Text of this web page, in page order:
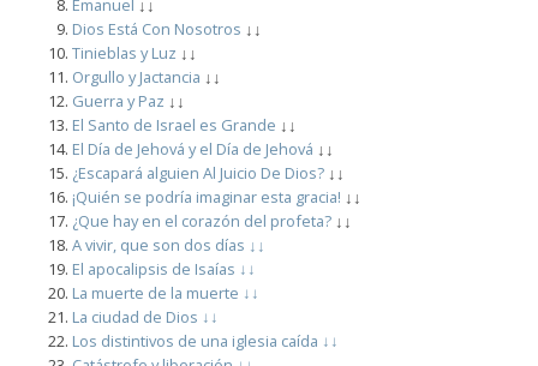
Emanuel ↓↓
Dios Está Con Nosotros ↓↓
Tinieblas y Luz ↓↓
Orgullo y Jactancia ↓↓
Guerra y Paz ↓↓
El Santo de Israel es Grande ↓↓
El Día de Jehová y el Día de Jehová ↓↓
¿Escapará alguien Al Juicio De Dios? ↓↓
¡Quién se podría imaginar esta gracia! ↓↓
¿Que hay en el corazón del profeta? ↓↓
A vivir, que son dos días ↓↓
El apocalipsis de Isaías ↓↓
La muerte de la muerte ↓↓
La ciudad de Dios ↓↓
Los distintivos de una iglesia caída ↓↓